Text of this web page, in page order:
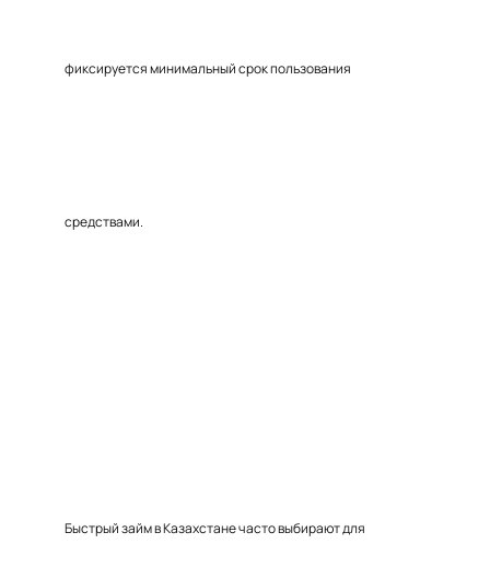
фиксируется минимальный срок пользования
средствами.
Быстрый займ в Казахстане часто выбирают для